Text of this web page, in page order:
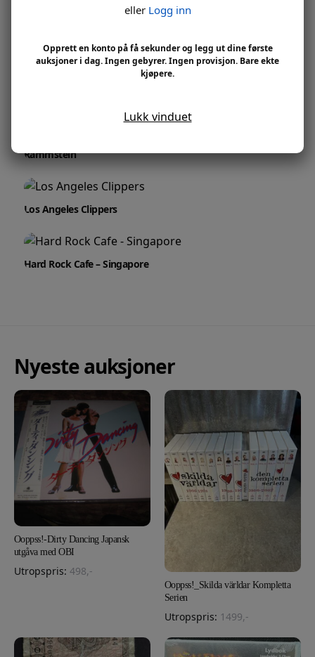
RELATERTE PRODUKTER
Rammstein
Los Angeles Clippers
Hard Rock Cafe – Singapore
Nyeste auksjoner
Ooppss!-Dirty Dancing Japansk
utgåva med OBI
Utropspris: 498,-
Ooppss!_Skilda världar Kompletta
Serien
Utropspris: 1499,-
eller Logg inn
Opprett en konto på få sekunder og legg ut dine første
auksjoner i dag. Ingen gebyrer. Ingen provisjon. Bare ekte
kjøpere.
Lukk vinduet